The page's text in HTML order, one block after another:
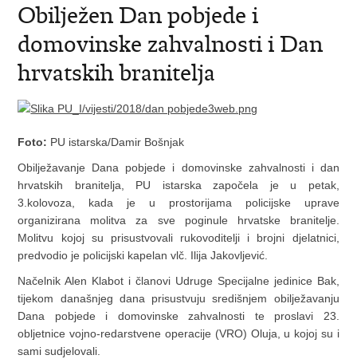
Obilježen Dan pobjede i
domovinske zahvalnosti i Dan
hrvatskih branitelja
Foto: PU istarska/Damir Bošnjak
Obilježavanje Dana pobjede i domovinske zahvalnosti i dan
hrvatskih branitelja, PU istarska započela je u petak,
3.kolovoza, kada je u prostorijama policijske uprave
organizirana molitva za sve poginule hrvatske branitelje.
Molitvu kojoj su prisustvovali rukovoditelji i brojni djelatnici,
predvodio je policijski kapelan vlč. Ilija Jakovljević.
Načelnik Alen Klabot i članovi Udruge Specijalne jedinice Bak,
tijekom današnjeg dana prisustvuju središnjem obilježavanju
Dana pobjede i domovinske zahvalnosti te proslavi 23.
obljetnice vojno-redarstvene operacije (VRO) Oluja, u kojoj su i
sami sudjelovali.